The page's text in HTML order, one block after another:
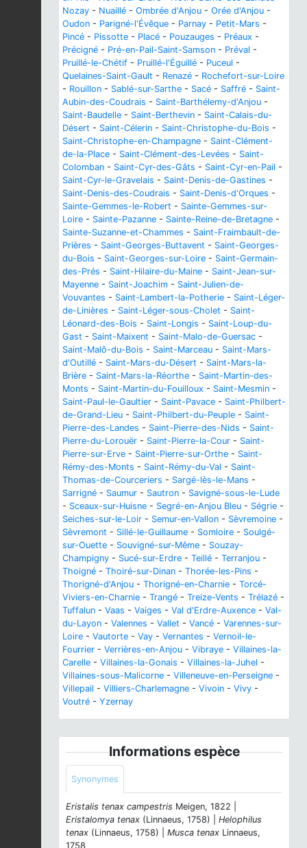
Nozay - Nuaillé - Ombrée d'Anjou - Orée d'Anjou -
Oudon - Parigné-l'Évêque - Parnay - Petit-Mars -
Pincé - Pissotte - Placé - Pouzauges - Préaux -
Précigné - Pré-en-Pail-Saint-Samson - Préval -
Pruillé-le-Chétif - Pruillé-l'Éguillé - Puceul -
Quelaines-Saint-Gault - Renazé - Rochefort-sur-Loire
- Rouillon - Sablé-sur-Sarthe - Sacé - Saffré - Saint-
Aubin-des-Coudrais - Saint-Barthélemy-d'Anjou -
Saint-Baudelle - Saint-Berthevin - Saint-Calais-du-
Désert - Saint-Célerin - Saint-Christophe-du-Bois -
Saint-Christophe-en-Champagne - Saint-Clément-
de-la-Place - Saint-Clément-des-Levées - Saint-
Colomban - Saint-Cyr-des-Gâts - Saint-Cyr-en-Pail -
Saint-Cyr-le-Gravelais - Saint-Denis-de-Gastines -
Saint-Denis-des-Coudrais - Saint-Denis-d'Orques -
Sainte-Gemmes-le-Robert - Sainte-Gemmes-sur-
Loire - Sainte-Pazanne - Sainte-Reine-de-Bretagne -
Sainte-Suzanne-et-Chammes - Saint-Fraimbault-de-
Prières - Saint-Georges-Buttavent - Saint-Georges-
du-Bois - Saint-Georges-sur-Loire - Saint-Germain-
des-Prés - Saint-Hilaire-du-Maine - Saint-Jean-sur-
Mayenne - Saint-Joachim - Saint-Julien-de-
Vouvantes - Saint-Lambert-la-Potherie - Saint-Léger-
de-Linières - Saint-Léger-sous-Cholet - Saint-
Léonard-des-Bois - Saint-Longis - Saint-Loup-du-
Gast - Saint-Maixent - Saint-Malo-de-Guersac -
Saint-Malô-du-Bois - Saint-Marceau - Saint-Mars-
d'Outillé - Saint-Mars-du-Désert - Saint-Mars-la-
Brière - Saint-Mars-la-Réorthe - Saint-Martin-des-
Monts - Saint-Martin-du-Fouilloux - Saint-Mesmin -
Saint-Paul-le-Gaultier - Saint-Pavace - Saint-Philbert-
de-Grand-Lieu - Saint-Philbert-du-Peuple - Saint-
Pierre-des-Landes - Saint-Pierre-des-Nids - Saint-
Pierre-du-Lorouër - Saint-Pierre-la-Cour - Saint-
Pierre-sur-Erve - Saint-Pierre-sur-Orthe - Saint-
Rémy-des-Monts - Saint-Rémy-du-Val - Saint-
Thomas-de-Courceriers - Sargé-lès-le-Mans -
Sarrigné - Saumur - Sautron - Savigné-sous-le-Lude
- Sceaux-sur-Huisne - Segré-en-Anjou Bleu - Ségrie -
Seiches-sur-le-Loir - Semur-en-Vallon - Sèvremoine -
Sèvremont - Sillé-le-Guillaume - Somloire - Soulgé-
sur-Ouette - Souvigné-sur-Même - Souzay-
Champigny - Sucé-sur-Erdre - Teillé - Terranjou -
Thoigné - Thoiré-sur-Dinan - Thorée-les-Pins -
Thorigné-d'Anjou - Thorigné-en-Charnie - Torcé-
Viviers-en-Charnie - Trangé - Treize-Vents - Trélazé -
Tuffalun - Vaas - Vaiges - Val d'Erdre-Auxence - Val-
du-Layon - Valennes - Vallet - Vancé - Varennes-sur-
Loire - Vautorte - Vay - Vernantes - Vernoil-le-
Fourrier - Verrières-en-Anjou - Vibraye - Villaines-la-
Carelle - Villaines-la-Gonais - Villaines-la-Juhel -
Villaines-sous-Malicorne - Villeneuve-en-Perseigne -
Villepail - Villiers-Charlemagne - Vivoin - Vivy -
Voutré - Yzernay
Informations espèce
Synonymes
Eristalis tenax campestris Meigen, 1822 |
Eristalomya tenax (Linnaeus, 1758) | Helophilus
tenax (Linnaeus, 1758) | Musca tenax Linnaeus,
1758